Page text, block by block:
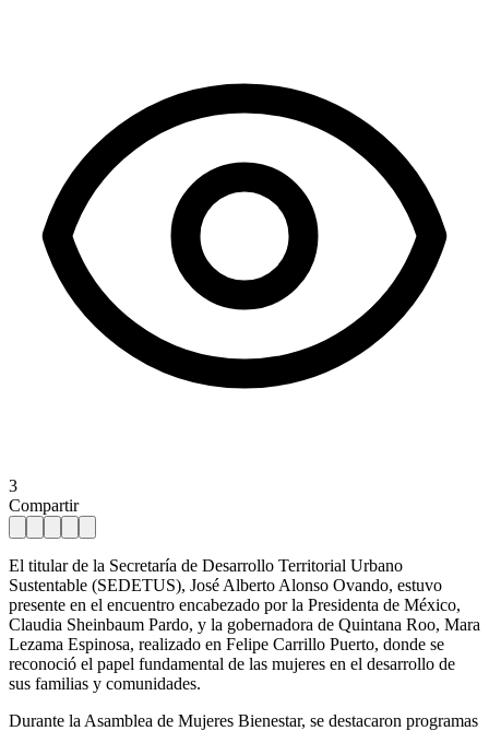
3
Compartir
El titular de la Secretaría de Desarrollo Territorial Urbano
Sustentable (SEDETUS), José Alberto Alonso Ovando, estuvo
presente en el encuentro encabezado por la Presidenta de México,
Claudia Sheinbaum Pardo, y la gobernadora de Quintana Roo, Mara
Lezama Espinosa, realizado en Felipe Carrillo Puerto, donde se
reconoció el papel fundamental de las mujeres en el desarrollo de
sus familias y comunidades.
Durante la Asamblea de Mujeres Bienestar, se destacaron programas